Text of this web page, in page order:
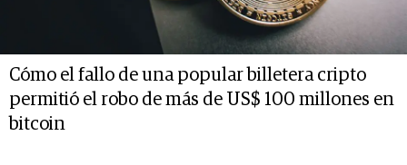
Cómo el fallo de una popular billetera cripto
permitió el robo de más de US$ 100 millones en
bitcoin